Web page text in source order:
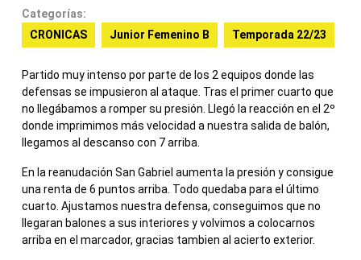
Categorías:
CRONICAS
Junior Femenino B Temporada 22/23
Partido muy intenso por parte de los 2 equipos donde las
defensas se impusieron al ataque. Tras el primer cuarto que
no llegábamos a romper su presión. Llegó la reacción en el 2º
donde imprimimos más velocidad a nuestra salida de balón,
llegamos al descanso con 7 arriba.
En la reanudación San Gabriel aumenta la presión y consigue
una renta de 6 puntos arriba. Todo quedaba para el último
cuarto. Ajustamos nuestra defensa, conseguimos que no
llegaran balones a sus interiores y volvimos a colocarnos
arriba en el marcador, gracias tambien al acierto exterior.